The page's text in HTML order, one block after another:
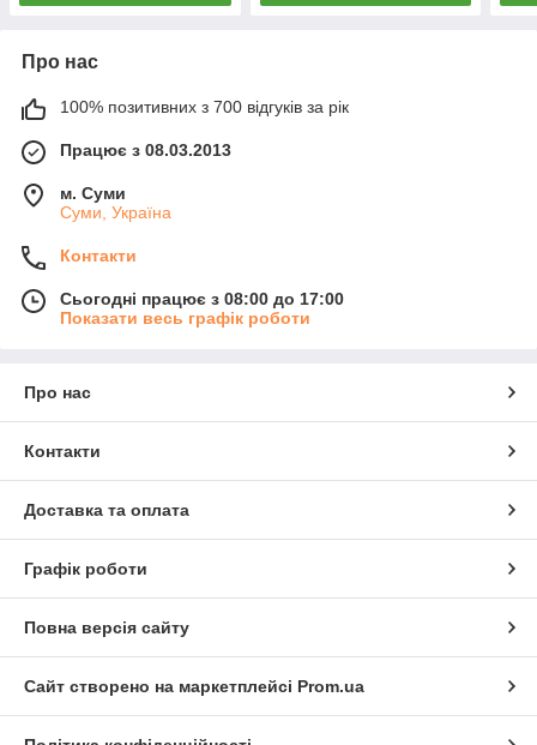
Про нас
100% позитивних з 700 відгуків за рік
Працює з 08.03.2013
м. Суми
Суми, Україна
Контакти
Сьогодні працює з 08:00 до 17:00
Показати весь графік роботи
Про нас
Контакти
Доставка та оплата
Графік роботи
Повна версія сайту
Сайт створено на маркетплейсі Prom.ua